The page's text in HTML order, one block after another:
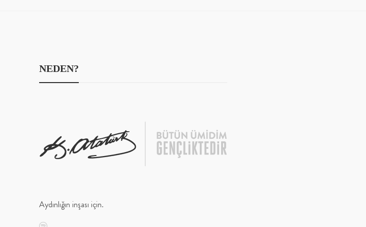
NEDEN?
Aydınlığın inşası için.